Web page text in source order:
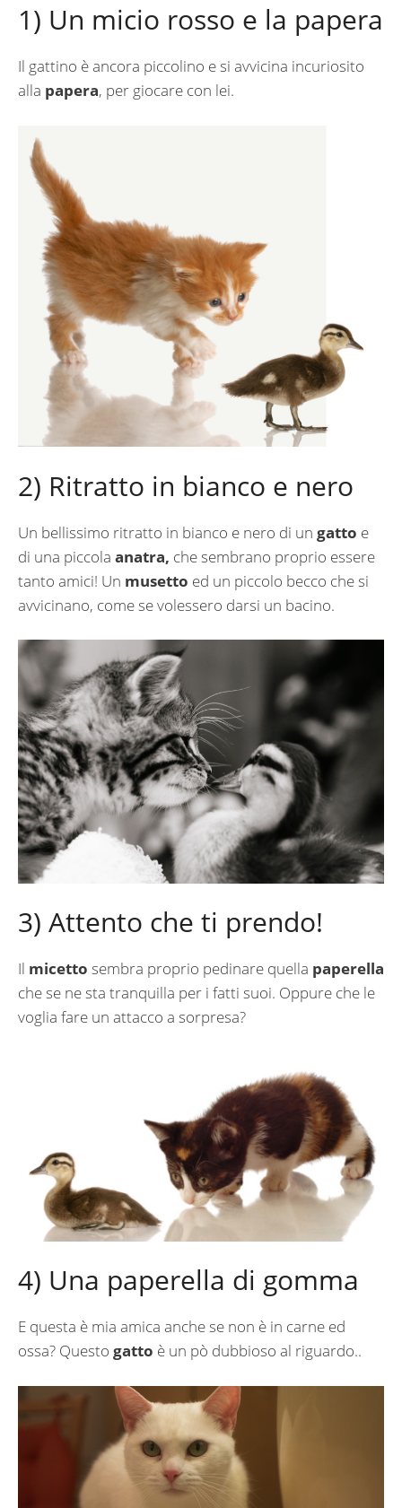
1) Un micio rosso e la papera
Il gattino è ancora piccolino e si avvicina incuriosito
alla papera, per giocare con lei.
2) Ritratto in bianco e nero
Un bellissimo ritratto in bianco e nero di un gatto e
di una piccola anatra, che sembrano proprio essere
tanto amici! Un musetto ed un piccolo becco che si
avvicinano, come se volessero darsi un bacino.
3) Attento che ti prendo!
Il micetto sembra proprio pedinare quella paperella
che se ne sta tranquilla per i fatti suoi. Oppure che le
voglia fare un attacco a sorpresa?
4) Una paperella di gomma
E questa è mia amica anche se non è in carne ed
ossa? Questo gatto è un pò dubbioso al riguardo..